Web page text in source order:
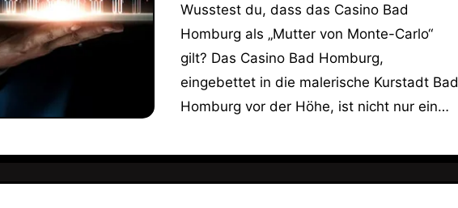
Wusstest du, dass das Casino Bad
Homburg als „Mutter von Monte-Carlo“
gilt? Das Casino Bad Homburg,
eingebettet in die malerische Kurstadt Bad
Homburg vor der Höhe, ist nicht nur ein…